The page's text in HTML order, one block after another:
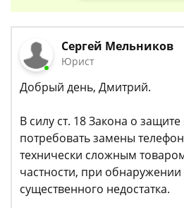
Сергей Мельников
Юрист
Добрый день, Дмитрий.
В силу ст. 18 Закона о
потребовать замены
технически сложным
частности, при
существенного недостатка.